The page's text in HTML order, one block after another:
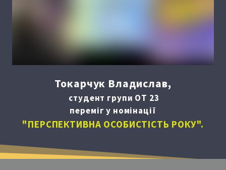
Токарчук Владислав,
студент групи ОТ 23
переміг у номінації
"ПЕРСПЕКТИВНА ОСОБИСТІСТЬ РОКУ".